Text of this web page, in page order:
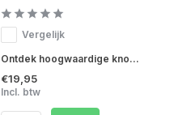
Vergelijk
Ontdek hoogwaardige kno...
€19,95
Incl. btw